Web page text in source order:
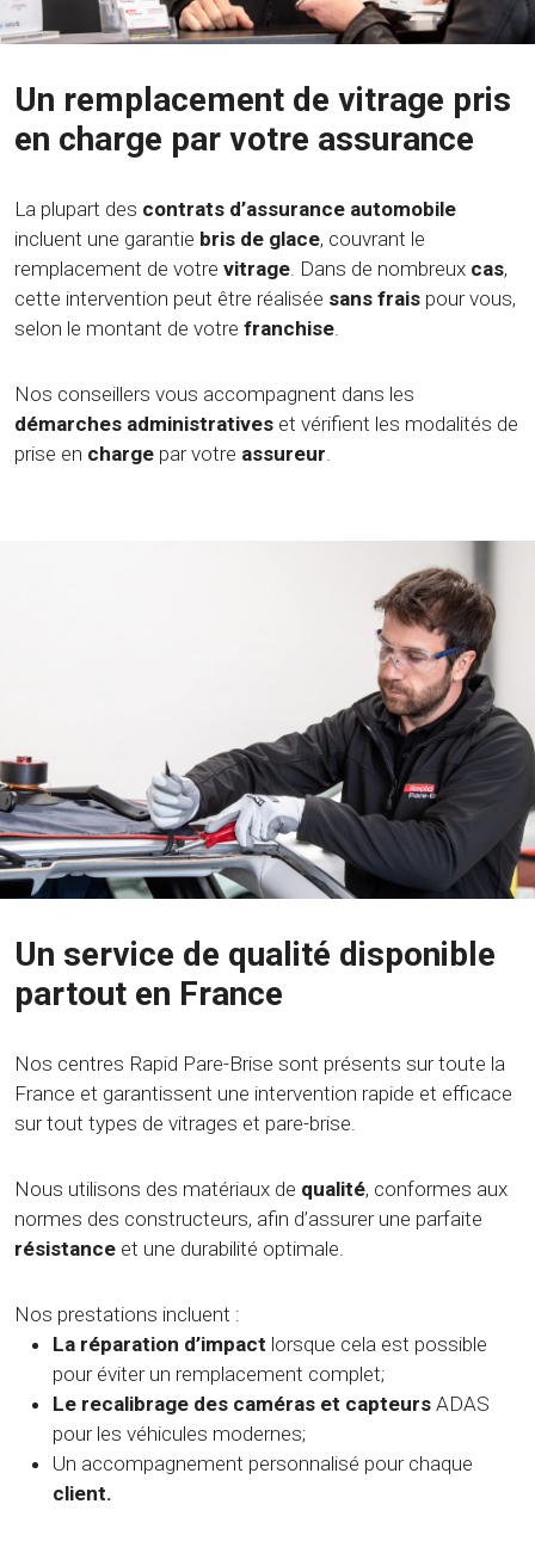
Un remplacement de vitrage pris
en charge par votre assurance
La plupart des contrats d’assurance automobile
incluent une garantie bris de glace, couvrant le
remplacement de votre vitrage. Dans de nombreux cas,
cette intervention peut être réalisée sans frais pour vous,
selon le montant de votre franchise.
Nos conseillers vous accompagnent dans les
démarches administratives et vérifient les modalités de
prise en charge par votre assureur.
Un service de qualité disponible
partout en France
Nos centres Rapid Pare-Brise sont présents sur toute la
France et garantissent une intervention rapide et efficace
sur tout types de vitrages et pare-brise.
Nous utilisons des matériaux de qualité, conformes aux
normes des constructeurs, afin d’assurer une parfaite
résistance et une durabilité optimale.
Nos prestations incluent :
La réparation d’impact lorsque cela est possible
pour éviter un remplacement complet;
Le recalibrage des caméras et capteurs ADAS
pour les véhicules modernes;
Un accompagnement personnalisé pour chaque
client.